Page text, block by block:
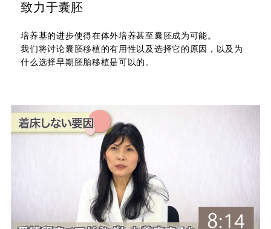
致力于囊胚
培养基的进步使得在体外培养甚至囊胚成为可能。
我们将讨论囊胚移植的有用性以及选择它的原因，以及为
什么选择早期胚胎移植是可以的。